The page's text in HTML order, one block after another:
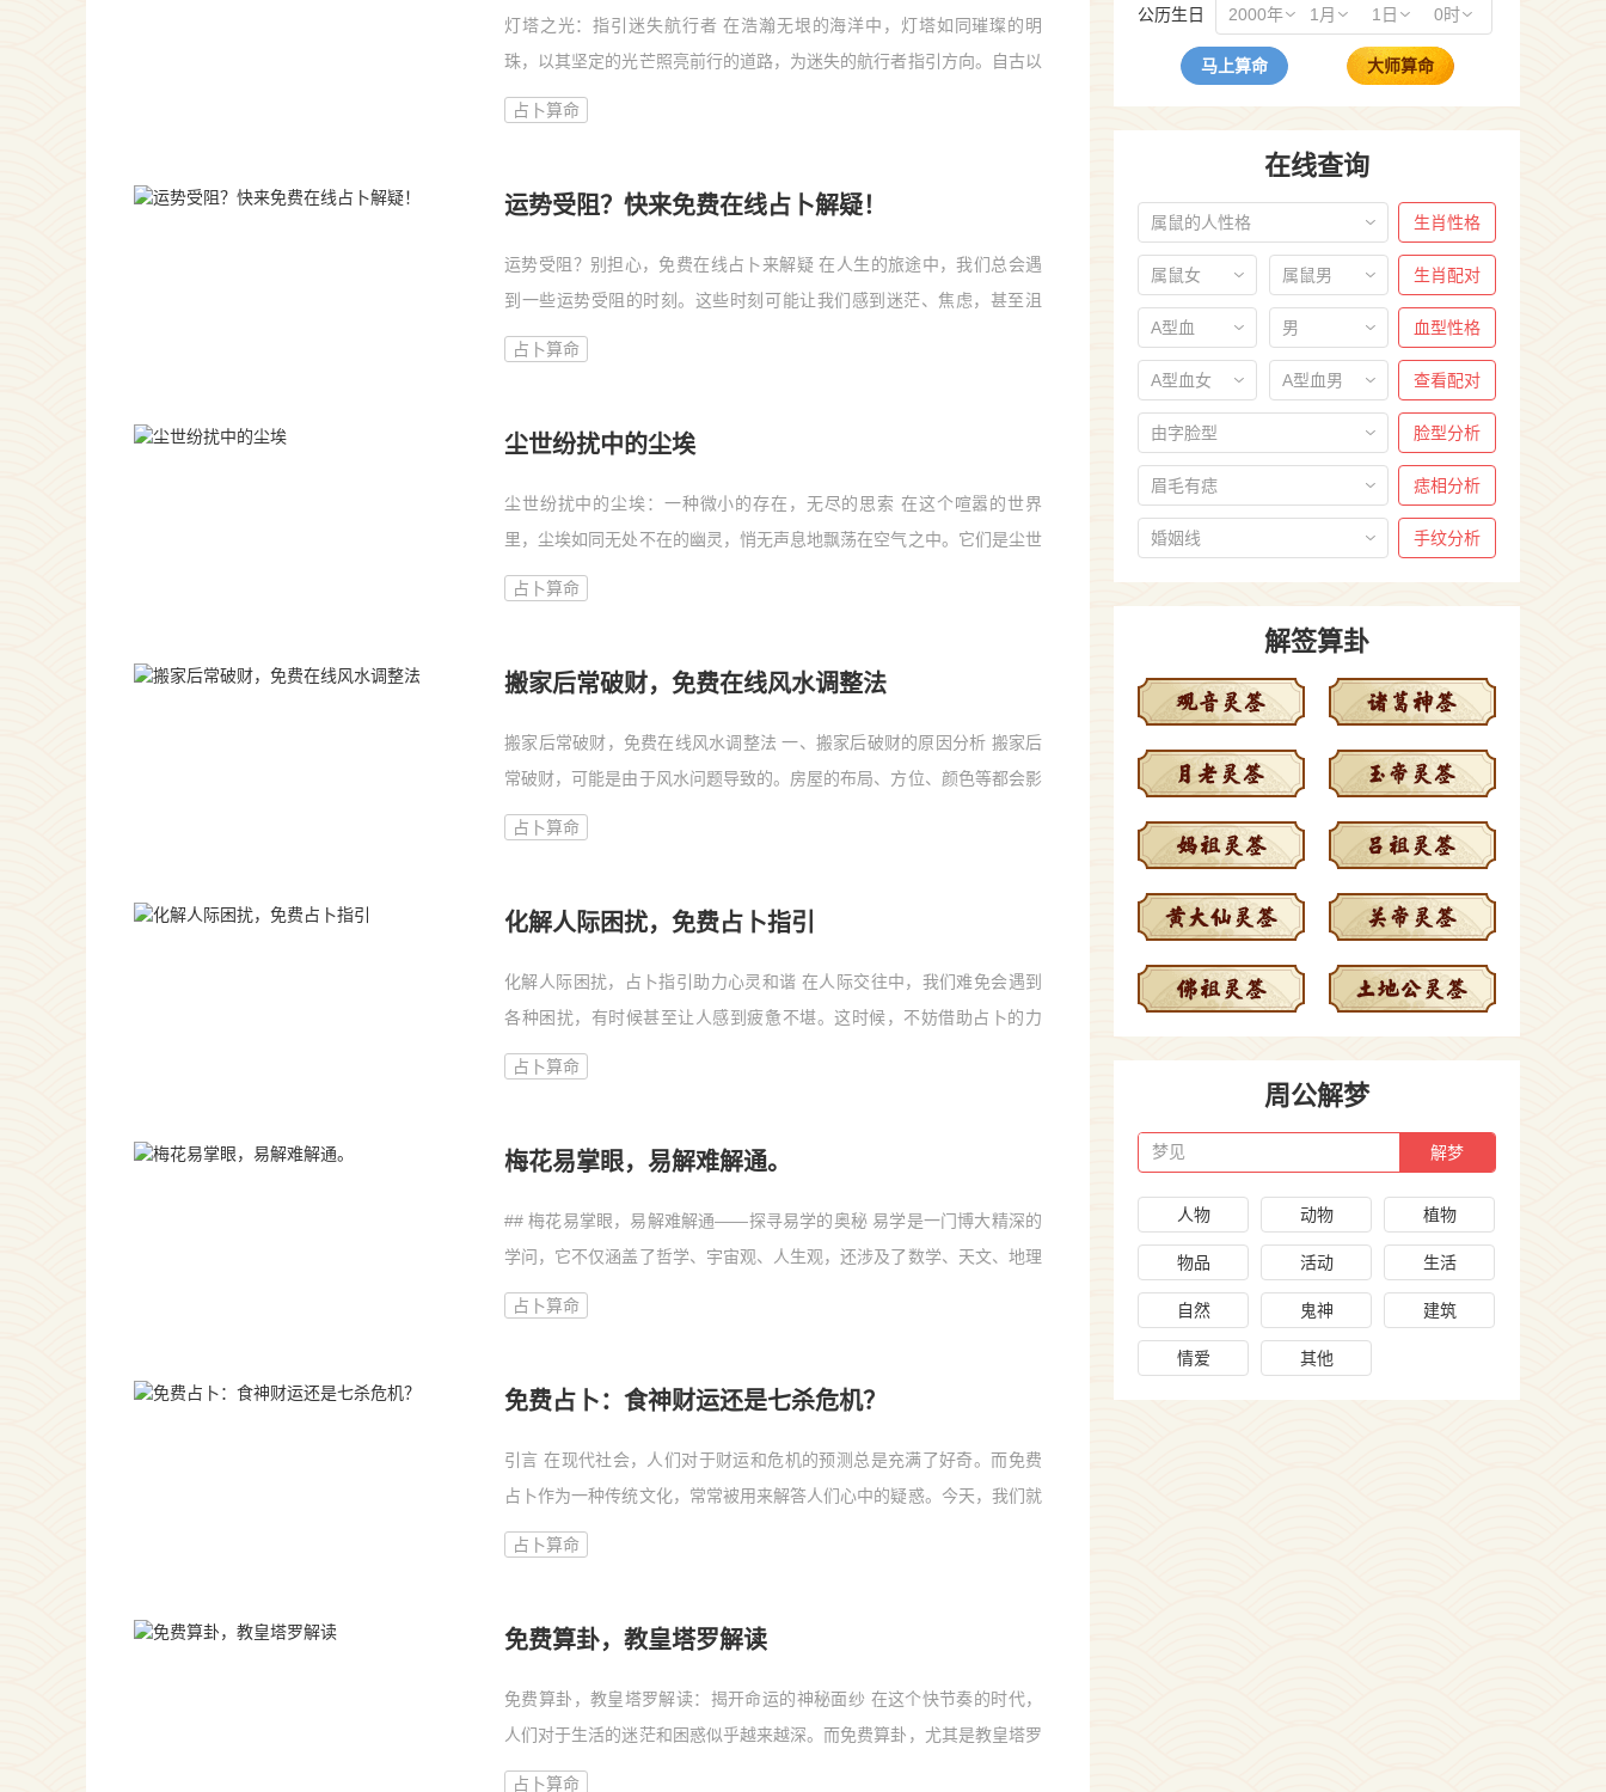
灯塔之光：指引迷失航行者 在浩瀚无垠的海洋中，灯塔如同璀璨的明
珠，以其坚定的光芒照亮前行的道路，为迷失的航行者指引方向。自古以
来，灯塔就是航海者心中最温暖的依靠，它不仅是技术的结晶，更是人类
占卜算命
运势受阻？快来免费在线占卜解疑！
运势受阻？别担心，免费在线占卜来解疑 在人生的旅途中，我们总会遇
到一些运势受阻的时刻。这些时刻可能让我们感到迷茫、焦虑，甚至沮
丧。但别担心，现在有一个简单的方法可以帮助你解疑——那就是免费在
占卜算命
尘世纷扰中的尘埃
尘世纷扰中的尘埃：一种微小的存在，无尽的思索 在这个喧嚣的世界
里，尘埃如同无处不在的幽灵，悄无声息地飘荡在空气之中。它们是尘世
纷扰的见证者，也是我们内心世界的映射。尘埃，这种微小的存在，引发
占卜算命
搬家后常破财，免费在线风水调整法
搬家后常破财，免费在线风水调整法 一、搬家后破财的原因分析 搬家后
常破财，可能是由于风水问题导致的。房屋的布局、方位、颜色等都会影
响居住者的财运。以下是一些可能导致破财的风水原因： 1.
占卜算命
化解人际困扰，免费占卜指引
化解人际困扰，占卜指引助力心灵和谐 在人际交往中，我们难免会遇到
各种困扰，有时候甚至让人感到疲惫不堪。这时候，不妨借助占卜的力
量，寻找解决问题的线索，让心灵得到片刻的宁静。以下是一些基于占卜
占卜算命
梅花易掌眼，易解难解通。
## 梅花易掌眼，易解难解通——探寻易学的奥秘 易学是一门博大精深的
学问，它不仅涵盖了哲学、宇宙观、人生观，还涉及了数学、天文、地理
等多个领域。梅花易掌眼，易解难解通，正是易学中的一
占卜算命
免费占卜：食神财运还是七杀危机？
引言 在现代社会，人们对于财运和危机的预测总是充满了好奇。而免费
占卜作为一种传统文化，常常被用来解答人们心中的疑惑。今天，我们就
来探讨一下，食神财运与七杀危机，究竟哪个更可能降临在我们的生活
占卜算命
免费算卦，教皇塔罗解读
免费算卦，教皇塔罗解读：揭开命运的神秘面纱 在这个快节奏的时代，
人们对于生活的迷茫和困惑似乎越来越深。而免费算卦，尤其是教皇塔罗
解读，成为了许多人寻求心灵慰藉和指引的途径。今天，就让我们一起来
占卜算命
公历生日 2000年 1月 1日 0时
马上算命 大师算命
在线查询
属鼠的人性格 生肖性格
属鼠女 属鼠男 生肖配对
A型血 男 血型性格
A型血女 A型血男 查看配对
由字脸型 脸型分析
眉毛有痣 痣相分析
婚姻线 手纹分析
解签算卦
周公解梦
梦见
人物 动物 植物
物品 活动 生活
自然 鬼神 建筑
情爱 其他